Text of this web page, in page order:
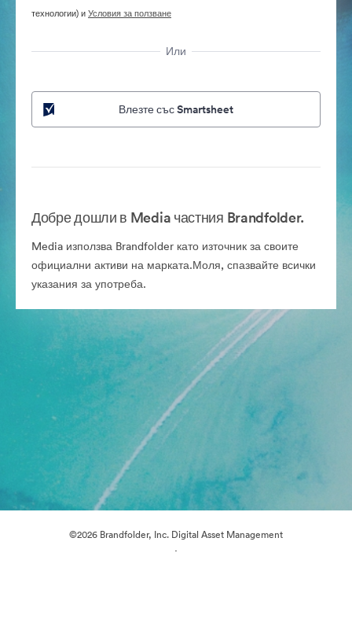
технологии) иУсловия за ползване
Или
Влезте със Smartsheet
Добре дошли в Media частния Brandfolder.
Media използва Brandfolder като източник за своите
официални активи на марката.Моля, спазвайте всички
указания за употреба.
©2026 Brandfolder, Inc. Digital Asset Management
·